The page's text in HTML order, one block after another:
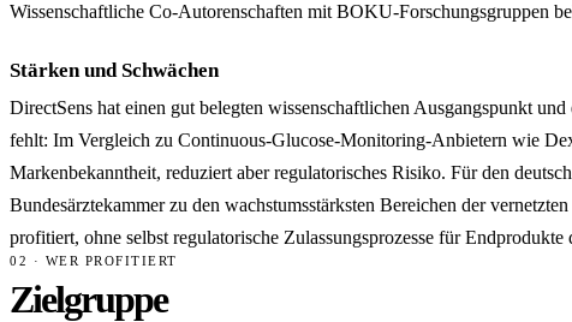
Wissenschaftliche Co-Autorenschaften mit BOKU-Forschungsgruppen
Stärken und Schwächen
DirectSens hat einen gut belegten wissenschaftlichen Ausgangspunkt
fehlt: Im Vergleich zu Continuous-Glucose-Monitoring-Anbietern wie
Markenbekanntheit, reduziert aber regulatorisches Risiko. Für den
Bundesärztekammer zu den wachstumsstärksten Bereichen der
profitiert, ohne selbst regulatorische Zulassungsprozesse für Endprodukte
02 · WER PROFITIERT
Zielgruppe